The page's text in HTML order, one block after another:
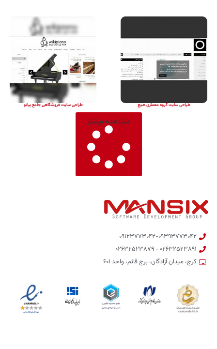
طراحی سایت گروه معماری هیچ طراحی سایت فروشگاهی جامع پیانو
مشاهده بیشتر
۰۹۱۲۳۷۷۳۰۴۲-۰۹۳۹۳۷۷۳۰۴۲
۰۲۶۳۲۵۲۳۸۹۱ - ۰۲۶۳۲۵۲۳۸۷۹
کرج، میدان آزادگان، برج قائم، واحد ۶۰۱